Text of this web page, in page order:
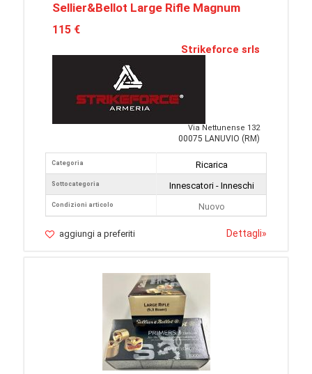
Sellier&Bellot Large Rifle Magnum
115 €
Strikeforce srls
Via Nettunense 132
00075 LANUVIO (RM)
Categoria
Sottocategoria
Condizioni articolo
Ricarica
Innescatori - Inneschi
Nuovo
aggiungi a preferiti Dettagli»